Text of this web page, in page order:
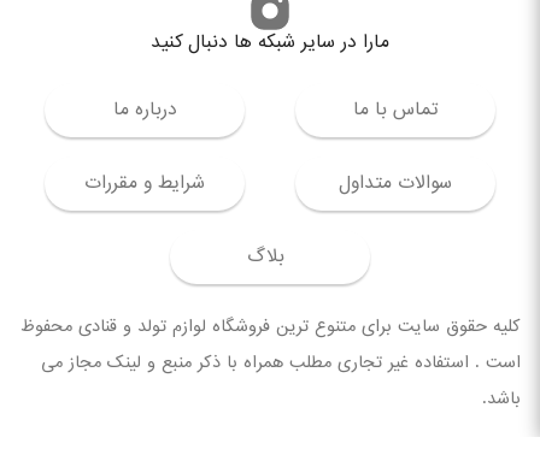
تماس با ما درباره ما
سوالات متداول شرایط و مقررات
بلاگ
مارا در سایر شبکه ها دنبال کنید
کلیه حقوق سایت برای متنوع ترین فروشگاه لوازم تولد و قنادی محفوظ
است . استفاده غیر تجاری مطلب همراه با ذکر منبع و لینک مجاز می
باشد.